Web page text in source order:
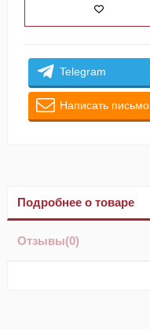
Telegram
Написать письмо
Подробнее о товаре
Отзывы(0)